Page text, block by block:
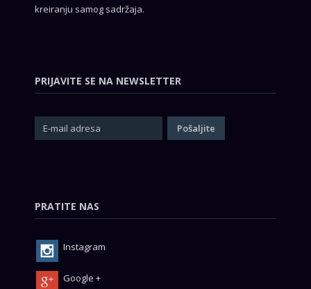
kreiranju samog sadržaja.
PRIJAVITE SE NA NEWSLETTER
PRATITE NAS
Instagram
Google +